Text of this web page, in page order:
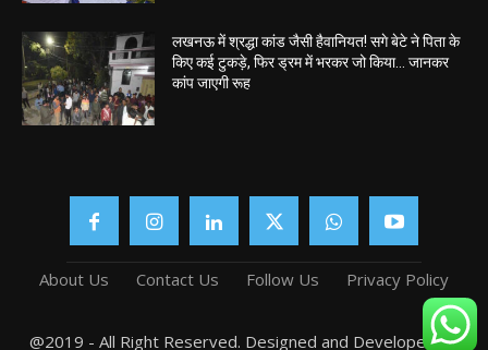
लखनऊ में श्रद्धा कांड जैसी हैवानियत! सगे बेटे ने पिता के
किए कई टुकड़े, फिर ड्रम में भरकर जो किया… जानकर
कांप जाएगी रूह
About Us Contact Us Follow Us Privacy Policy
@2019 - All Right Reserved. Designed and Developed by